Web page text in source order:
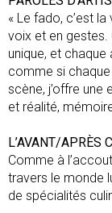
« Le fado, c’est la
voix et en gestes.
unique, et chaque
comme si
scène, j’offre une
et réalité,
L’AVANT/APRÈS
Comme à
travers le monde
de spécialités